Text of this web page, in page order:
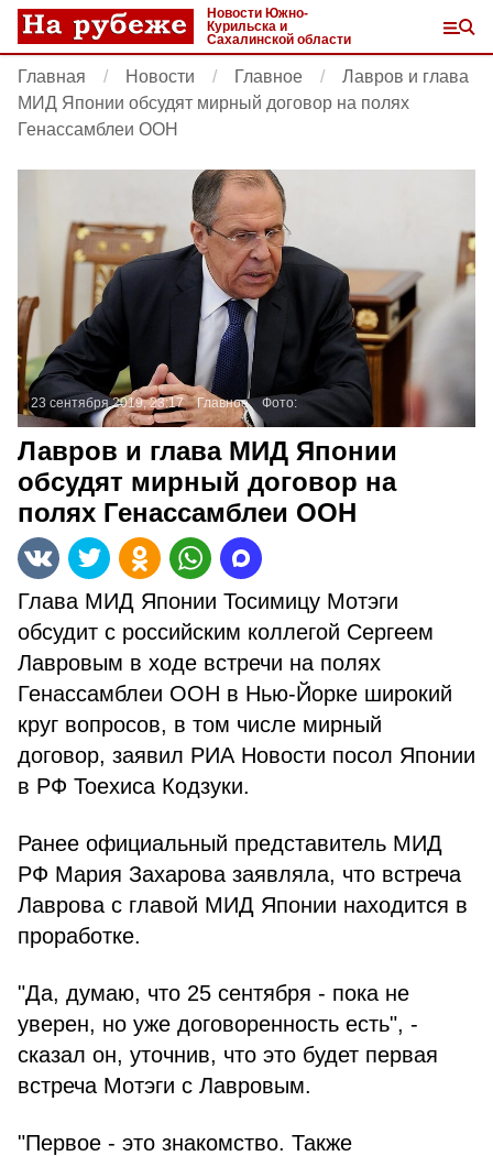
Новости Южно-
Курильска и
Сахалинской области
Главная Новости Главное
Лавров и глава
МИД Японии обсудят мирный договор на полях
Генассамблеи ООН
23 сентября 2019, 23:17 Главное Фото:
Лавров и глава МИД Японии
обсудят мирный договор на
полях Генассамблеи ООН
Глава МИД Японии Тосимицу Мотэги
обсудит с российским коллегой Сергеем
Лавровым в ходе встречи на полях
Генассамблеи ООН в Нью-Йорке широкий
круг вопросов, в том числе мирный
договор, заявил РИА Новости посол Японии
в РФ Тоехиса Кодзуки.
Ранее официальный представитель МИД
РФ Мария Захарова заявляла, что встреча
Лаврова с главой МИД Японии находится в
проработке.
"Да, думаю, что 25 сентября - пока не
уверен, но уже договоренность есть", -
сказал он, уточнив, что это будет первая
встреча Мотэги с Лавровым.
"Первое - это знакомство. Также